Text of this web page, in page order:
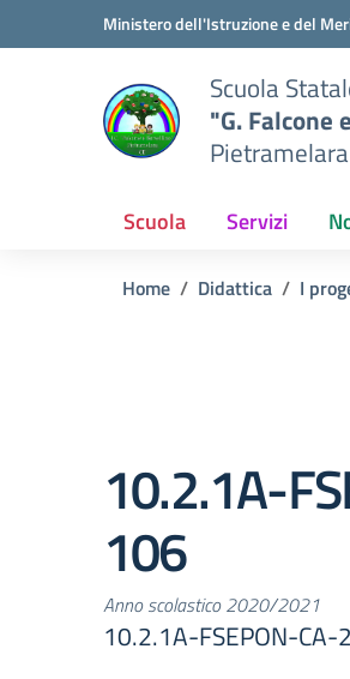
Vai ai contenuti
Vai al menu di navigazioneMinistero dell'Istruzione e del
Scuola
"G. Falcone
Pietramelara
Scuola Servizi
Home Didattica I
10.2.1A-
106
Anno scolastico 2020/2021
10.2.1A-FSEPON-